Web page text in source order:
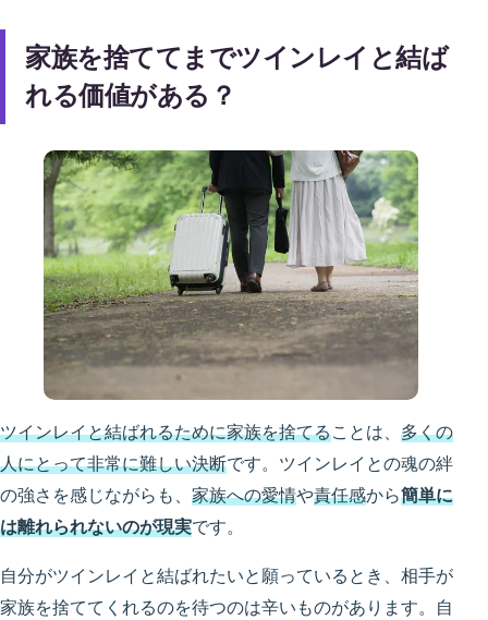
家族を捨ててまでツインレイと結ば
れる価値がある？
ツインレイと結ばれるために家族を捨てることは、 多くの
人にとって非常に難しい決断です。ツインレイとの魂の絆
の強さを感じながらも、 家族への愛情や責任感から簡単に
は離れられないのが現実です。
自分がツインレイと結ばれたいと願っているとき、相手が
家族を捨ててくれるのを待つのは辛いものがあります。自